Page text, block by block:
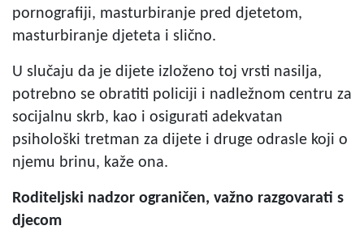
pornografiji, masturbiranje pred djetetom,
masturbiranje djeteta i slično.
U slučaju da je dijete izloženo toj vrsti nasilja,
potrebno se obratiti policiji i nadležnom centru za
socijalnu skrb, kao i osigurati adekvatan
psihološki tretman za dijete i druge odrasle koji o
njemu brinu, kaže ona.
Roditeljski nadzor ograničen, važno razgovarati s
djecom